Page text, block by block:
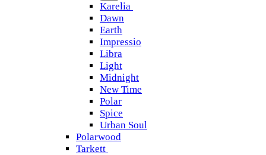
Karelia
Dawn
Earth
Impressio
Libra
Light
Midnight
New Time
Polar
Spice
Urban Soul
Polarwood
Tarkett